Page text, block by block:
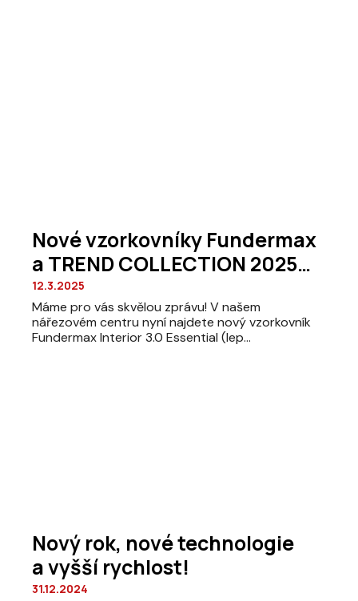
Nové vzorkovníky Fundermax
a TREND COLLECTION 2025
jsou k dispozici!
12.3.2025
Máme pro vás skvělou zprávu! V našem
nářezovém centru nyní najdete nový vzorkovník
Fundermax Interior 3.0 Essential (lep...
Nový rok, nové technologie
a vyšší rychlost!
31.12.2024